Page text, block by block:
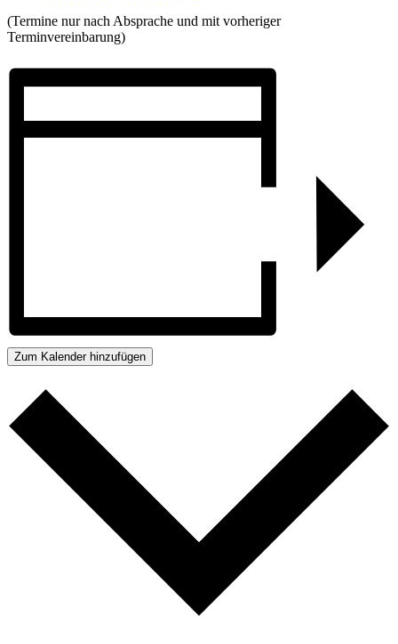
(Termine nur nach Absprache und mit vorheriger
Terminvereinbarung)
Zum Kalender hinzufügen